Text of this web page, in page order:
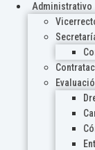
Administrativo